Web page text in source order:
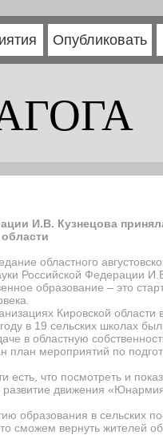
Опубликовать
И.В. Кузнецова
областного
Российской Федерации
образование – это
Кировской области
в 19 сельских школах
в областную
план мероприятий по
что посмотреть и
движения
образования в сельских
вернуть жителей